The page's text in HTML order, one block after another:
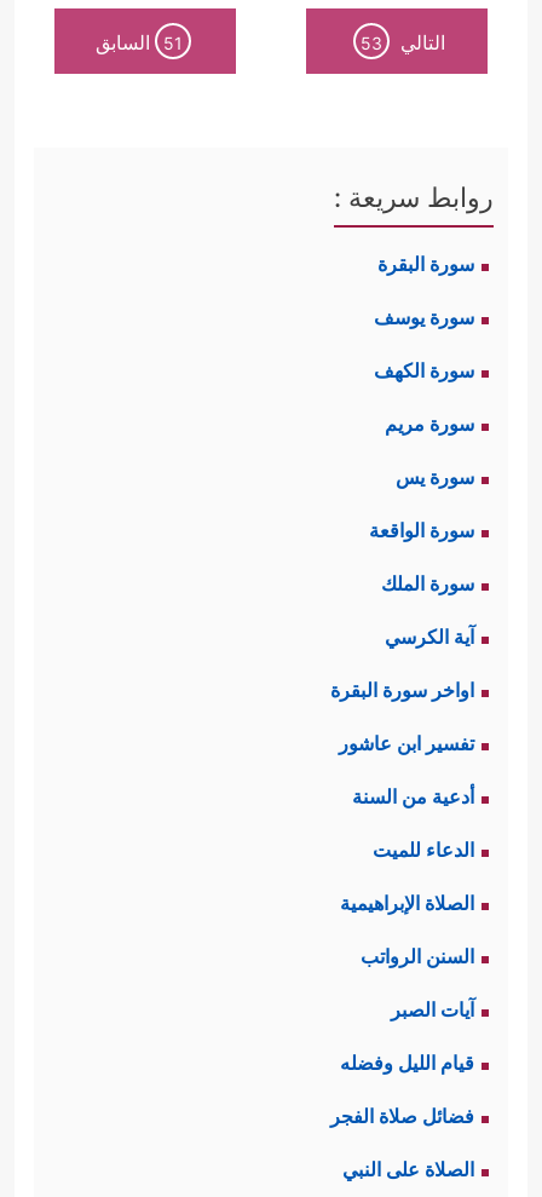
التالي 53
51 السابق
روابط سريعة :
سورة البقرة
سورة يوسف
سورة الكهف
سورة مريم
سورة يس
سورة الواقعة
سورة الملك
آية الكرسي
اواخر سورة البقرة
تفسير ابن عاشور
أدعية من السنة
الدعاء للميت
الصلاة الإبراهيمية
السنن الرواتب
آيات الصبر
قيام الليل وفضله
فضائل صلاة الفجر
الصلاة على النبي